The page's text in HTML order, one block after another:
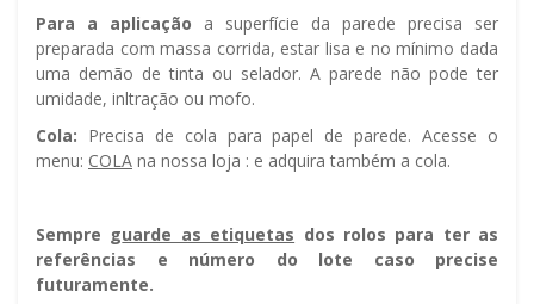
Para a aplicação a superfície da parede precisa ser
preparada com massa corrida, estar lisa e no mínimo dada
uma demão de tinta ou selador. A parede não pode ter
umidade, infiltração ou mofo.
Cola: Precisa de cola para papel de parede. Acesse o
menu: COLA na nossa loja : e adquira também a cola.
Sempre guarde as etiquetas dos rolos para ter as
referências e número do lote caso precise
futuramente.